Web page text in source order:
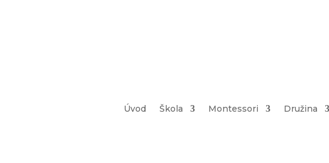
Úvod Škola Montessori Družina